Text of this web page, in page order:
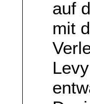
auf
mit